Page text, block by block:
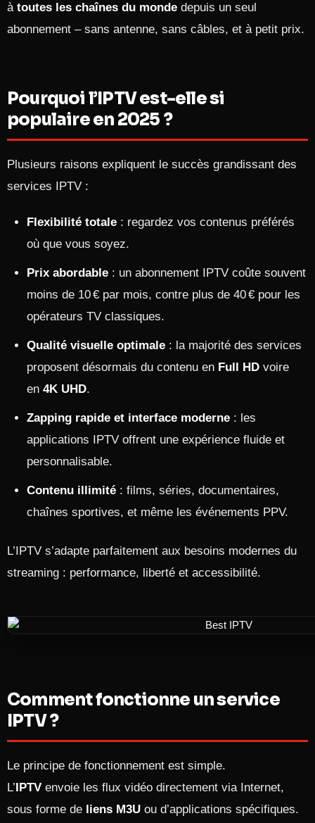
à toutes les chaînes du monde depuis un seul
abonnement – sans antenne, sans câbles, et à petit prix.
Pourquoi l’IPTV est-elle si
populaire en 2025 ?
Plusieurs raisons expliquent le succès grandissant des
services IPTV :
Flexibilité totale : regardez vos contenus préférés
où que vous soyez.
Prix abordable : un abonnement IPTV coûte souvent
moins de 10 € par mois, contre plus de 40 € pour les
opérateurs TV classiques.
Qualité visuelle optimale : la majorité des services
proposent désormais du contenu en Full HD voire
en 4K UHD.
Zapping rapide et interface moderne : les
applications IPTV offrent une expérience fluide et
personnalisable.
Contenu illimité : films, séries, documentaires,
chaînes sportives, et même les événements PPV.
L’IPTV s’adapte parfaitement aux besoins modernes du
streaming : performance, liberté et accessibilité.
Comment fonctionne un service
IPTV ?
Le principe de fonctionnement est simple.
L’IPTV envoie les flux vidéo directement via Internet,
sous forme de liens M3U ou d’applications spécifiques.